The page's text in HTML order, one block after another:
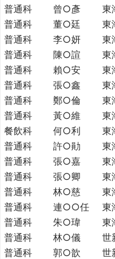
普通科
曾○彥 東
普通科
董○廷 東
普通科
李○妍 東
普通科
陳○諠 東
普通科
賴○安 東
普通科
張○鑫 東
普通科
鄭○倫 東
普通科
黃○維 東
餐飲科
何○利 東
普通科
許○勛 東
普通科
張○嘉 東
普通科
張○卿 東
普通科
林○慈 東
普通科
連○○任 東
普通科
朱○瑋 東
普通科
林○儀 世
普通科
郭○歆 世